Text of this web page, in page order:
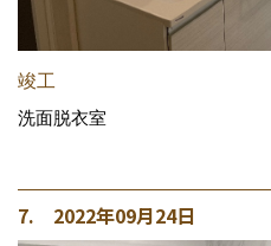
竣工
洗面脱衣室
7. 2022年09月24日